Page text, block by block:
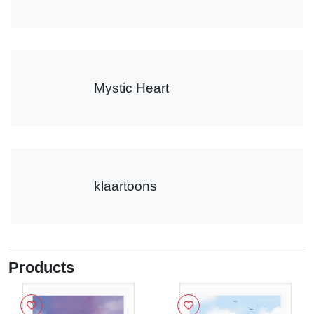
Mystic Heart
klaartoons
Products